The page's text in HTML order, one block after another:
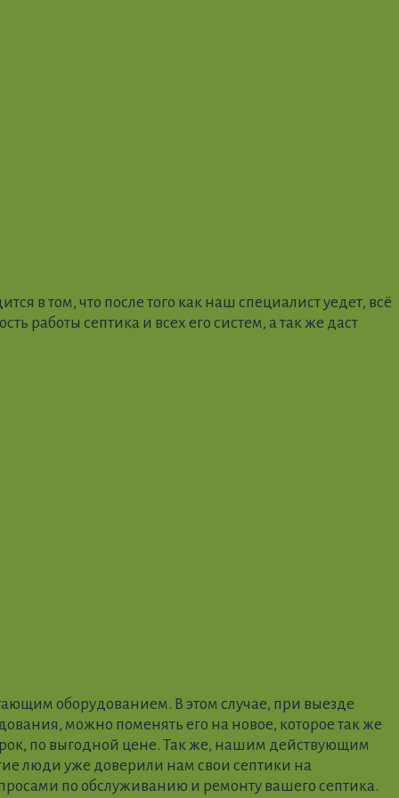
в том, что после того как наш специалист уедет, всё
работы септика и всех его систем, а так же даст
оборудованием. В этом случае, при выезде
можно поменять его на новое, которое так же
по выгодной цене. Так же, нашим действующим
люди уже доверили нам свои септики на
по обслуживанию и ремонту вашего септика.